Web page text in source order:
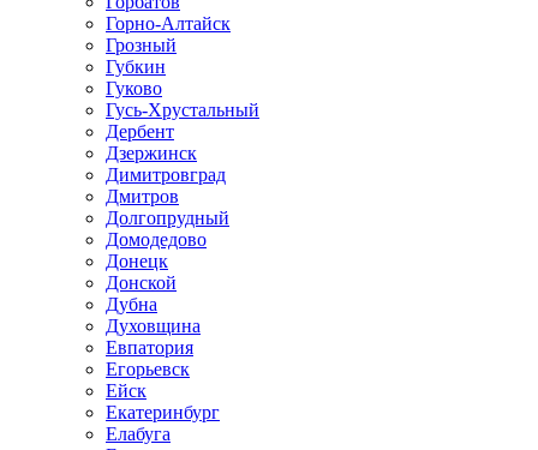
Горно-Алтайск
Грозный
Губкин
Гуково
Гусь-Хрустальный
Дербент
Дзержинск
Димитровград
Дмитров
Долгопрудный
Домодедово
Донецк
Донской
Дубна
Духовщина
Евпатория
Егорьевск
Ейск
Екатеринбург
Елабуга